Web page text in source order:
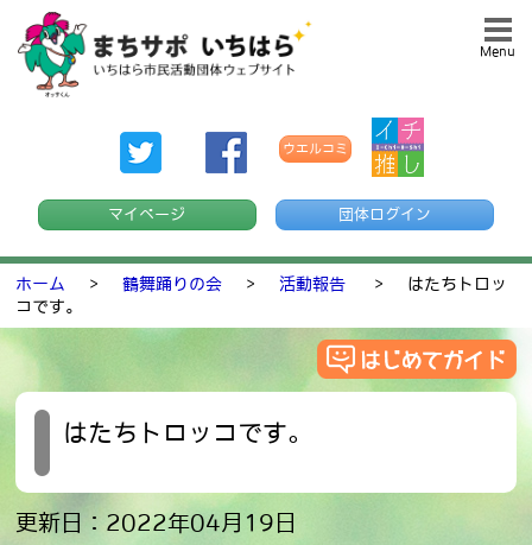
マイページ 団体ログイン
ウエルコミ
Menu
ホーム > 鶴舞踊りの会 > 活動報告 >
はたちトロッ
コです。
はたちトロッコです。
更新日：2022年04月19日